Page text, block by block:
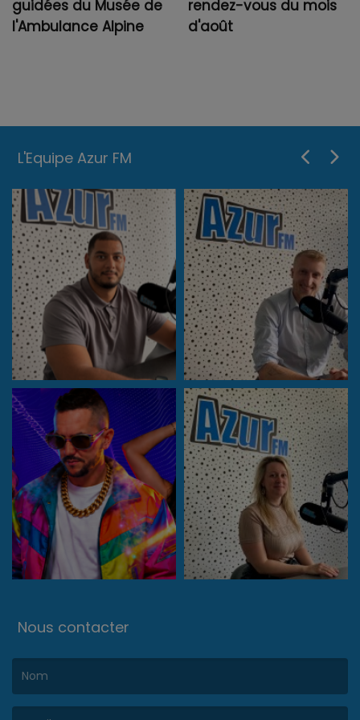
guidées du Musée de
l'Ambulance Alpine
rendez-vous du mois
d'août
L'Equipe Azur FM
Nous contacter